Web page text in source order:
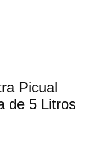
Picual
de 5 Litros